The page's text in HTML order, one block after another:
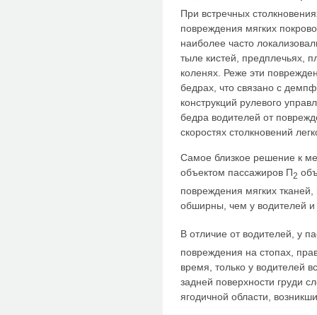
При встречных
повреждения мягких
наиболее часто
тыле кистей, предплечьях,
коленях. Реже эти
бедрах, что связано с
конструкций рулевого
бедра водителей от
скоростях столкновений
Самое близкое решение к
объектом пассажиров П2
повреждения мягких
обширны, чем у водителей
В отличие от водителей, у
повреждения на стопах,
время, только у водителей
задней поверхности груди
ягодичной области,